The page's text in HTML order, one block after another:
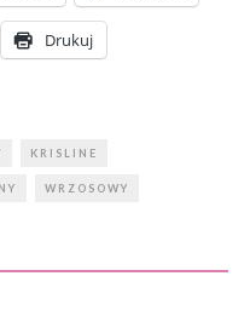
Drukuj
KRISLINE
WRZOSOWY